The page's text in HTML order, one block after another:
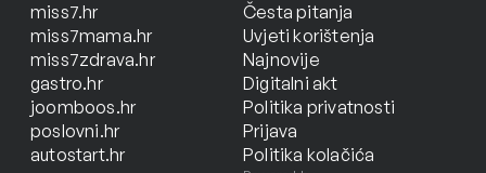
miss7.hr
miss7mama.hr
miss7zdrava.hr
gastro.hr
joomboos.hr
poslovni.hr
autostart.hr
Česta pitanja
Uvjeti korištenja
Najnovije
Digitalni akt
Politika privatnosti
Prijava
Politika kolačića